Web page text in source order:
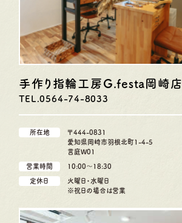
手作り指輪工房G.festa岡崎店
TEL.0564-74-8033
所在地
〒444-0831
愛知県岡崎市羽根北町1-4-5
言庭W01
営業時間 10:00〜18:30
定休日
火曜日・水曜日
※祝日の場合は営業